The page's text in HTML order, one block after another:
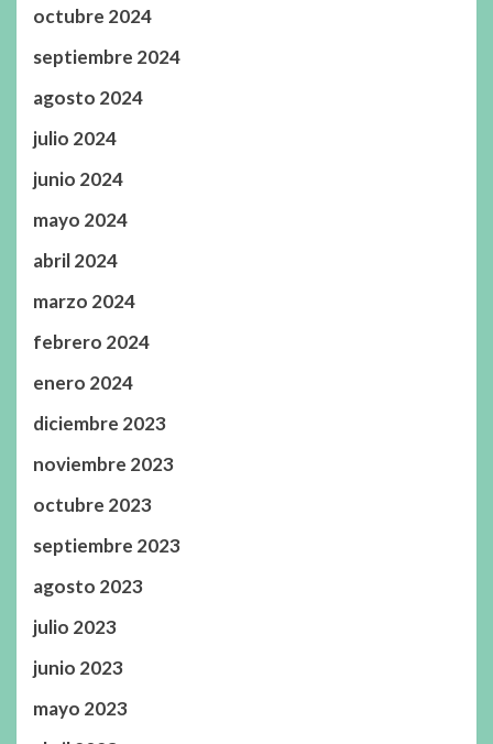
octubre 2024
septiembre 2024
agosto 2024
julio 2024
junio 2024
mayo 2024
abril 2024
marzo 2024
febrero 2024
enero 2024
diciembre 2023
noviembre 2023
octubre 2023
septiembre 2023
agosto 2023
julio 2023
junio 2023
mayo 2023